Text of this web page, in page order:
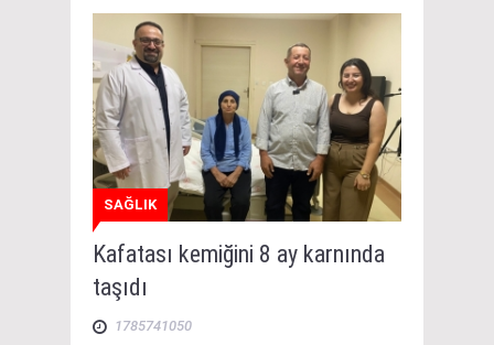
SAĞLIK
Kafatası kemiğini 8 ay karnında
taşıdı
1785741050